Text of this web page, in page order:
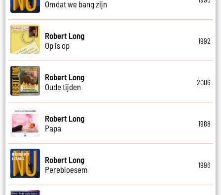
Omdat we bang zijn
Robert Long
Op is op
1992
Robert Long
Oude tijden
2006
Robert Long
Papa
1988
Robert Long
Perebloesem
1996